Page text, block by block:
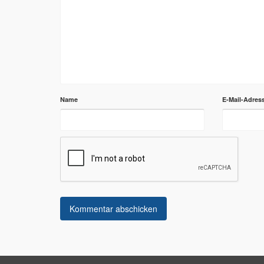
Name E-Mail-